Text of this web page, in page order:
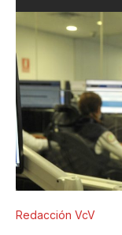
Redacción VcV